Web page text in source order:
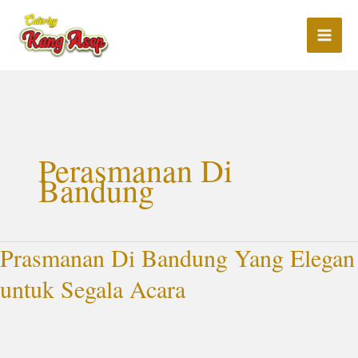
konten
Perasmanan Di
Bandung
Prasmanan Di Bandung Yang Elegan
untuk Segala Acara
Prasmanan
Di
Bandung